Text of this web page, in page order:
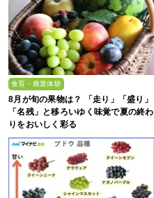
食育・農業体験
8月が旬の果物は？ 「走り」「盛り」
「名残」と移ろいゆく味覚で夏の終わ
りをおいしく彩る